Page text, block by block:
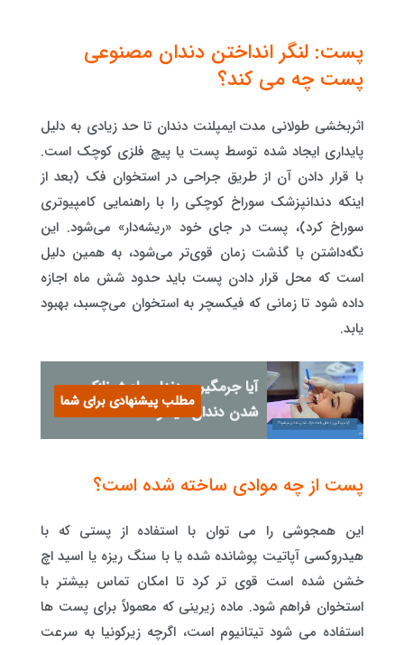
پست: لنگر انداختن دندان مصنوعی
پست چه می کند؟
اثربخشی طولانی مدت ایمپلنت دندان تا حد زیادی به دلیل
پایداری ایجاد شده توسط پست یا پیچ فلزی کوچک است.
با قرار دادن آن از طریق جراحی در استخوان فک (بعد از
اینکه دندانپزشک سوراخ کوچکی را با راهنمایی کامپیوتری
سوراخ کرد)، پست در جای خود «ریشه‌دار» می‌شود. این
نگه‌داشتن با گذشت زمان قوی‌تر می‌شود، به همین دلیل
است که محل قرار دادن پست باید حدود شش ماه اجازه
داده شود تا زمانی که فیکسچر به استخوان می‌چسبد، بهبود
یابد.
آیا جرمگیری دندان باعث نازک
شدن دندان میشود؟مطلب پیشنهادی برای شما
پست از چه موادی ساخته شده است؟
این همجوشی را می توان با استفاده از پستی که با
هیدروکسی آپاتیت پوشانده شده یا با سنگ ریزه یا اسید اچ
خشن شده است قوی تر کرد تا امکان تماس بیشتر با
استخوان فراهم شود. ماده زیرینی که معمولاً برای پست ها
استفاده می شود تیتانیوم است، اگرچه زیرکونیا به سرعت